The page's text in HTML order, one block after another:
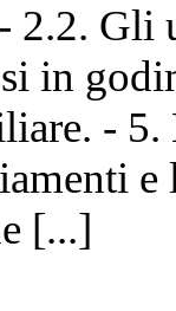
2.2. Gli
in
-
[...]